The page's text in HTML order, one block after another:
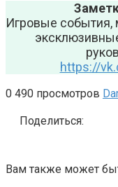
Игровые события,
https://
0 490 просмотров
Поделиться:
Вам также может